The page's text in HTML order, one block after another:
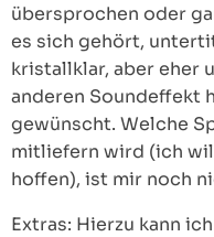
übersprochen oder
es sich gehört,
kristallklar, aber eher
anderen Soundeffekt
gewünscht. Welche
mitliefern wird (ich
hoffen), ist mir noch
Extras: Hierzu kann